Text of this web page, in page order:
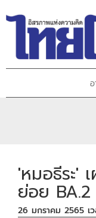
'หมอธีระ'
ย่อย BA.2
26 มกราคม 2565 เ